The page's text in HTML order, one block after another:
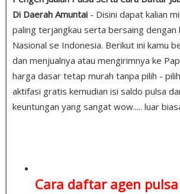
Di Daerah Amuntai - Disini dapat kalian
paling terjangkau serta bersaing dengan
Nasional se Indonesia. Berikut ini kamu
dan menjualnya atau mengirimnya ke
harga dasar tetap murah tanpa pilih -
aktifasi gratis kemudian isi saldo pulsa
keuntungan yang sangat wow..... luar
Cara daftar agen